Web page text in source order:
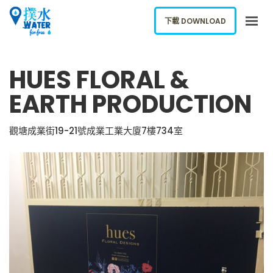
下載應用
網誌
報告新飲水機
ENGLISH
下載 DOWNLOAD
HUES FLORAL &
EARTH PRODUCTION
觀塘成業街19-21號成業工業大廈7樓734室
下載 DOWNLOAD